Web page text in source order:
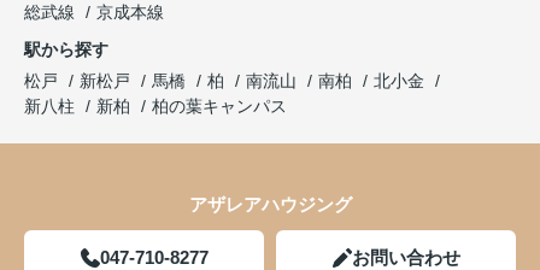
総武線
京成本線
駅から探す
松戸
新松戸 馬橋 柏 南流山 南柏
北小金
新八柱
新柏 柏の葉キャンパス
アザレアハウジング
047-710-8277 お問い合わせ